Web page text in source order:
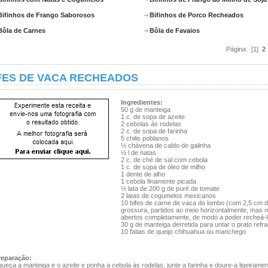
de Frango Saborosos Bifinhos de Porco Recheados
de Carnes Bôla de Favaios
Página: [1] 2
DE VACA RECHEADOS
Ingredientes:
50 g de manteiga
1 c. de sopa de azeite
2 cebolas às rodelas
2 c. de sopa de farinha
5 chilis poblanos
½ chávena de caldo de galinha
½ l de natas
2 c. de ché de sal com cebola
1 c. de sopa de óleo de milho
1 dente de alho
1 cebola finamente picada
½ lata de 200 g de puré de tomate
2 latas de cogumelos mexicanos
10 bifes de carne de vaca do lombo (com 2,5 cm
grossura, partidos ao meio horizontalmente, mas
abertos completamente, de modo a poder recheá-
30 g de manteiga derretida para untar o prato
10 fatias de queijo chihuahua ou manchego
a manteiga e o azeite e ponha a cebola às rodelas; junte a farinha e doure-a